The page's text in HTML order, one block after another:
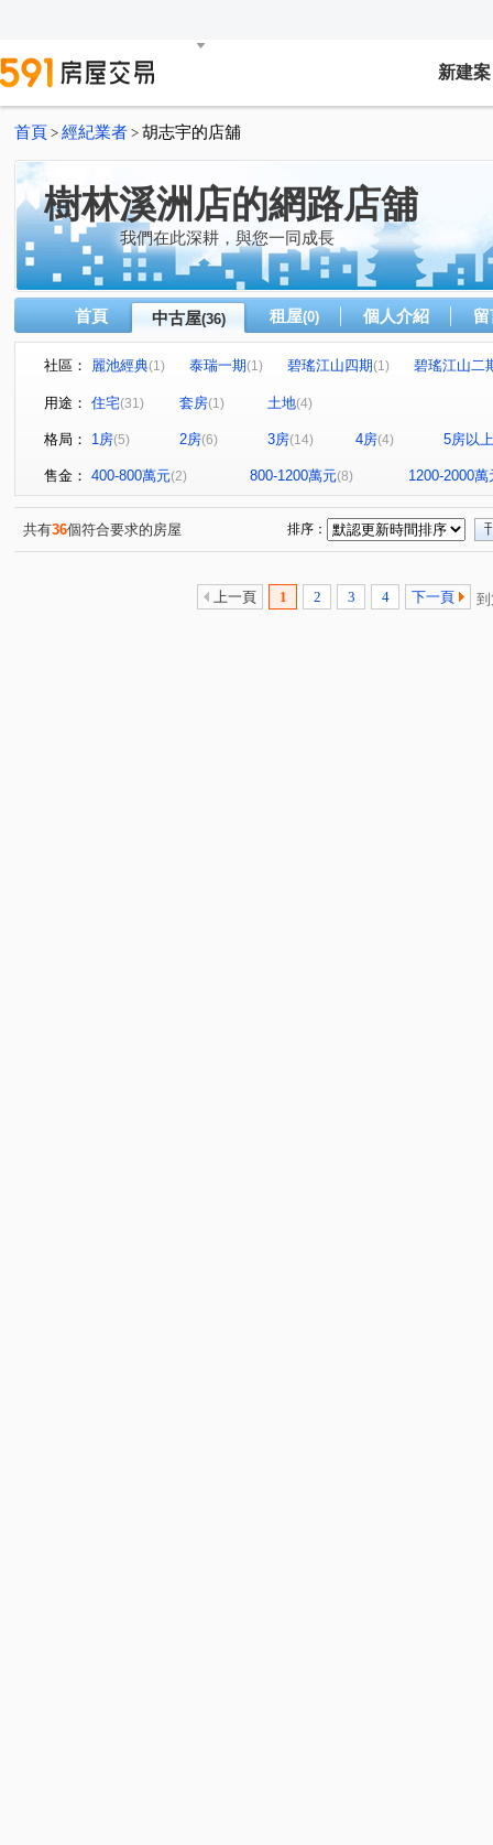
新建案
首頁 > 經紀業者 > 胡志宇的店舖
樹林溪洲店的網路店舖
我們在此深耕，與您一同成長
首頁 中古屋(36) 租屋(0) 個人介紹
社區： 麗池經典(1) 泰瑞一期(1) 碧瑤江山四期(1)
碧瑤江山二
山佳晏京
麒麟天地A區 (3)
金門街 中山路一段 (1) 中正南路 (1) (1)
中山路三段(1) (1) 日新街(1) 大觀路三段 (1)
松江路(1) 名園街(1) 光興街(1) 光榮街(1) 鶯桃路(1)
玉龍路一段(1) (1) 太順街(1) 溪崑一街(1)
用途： 住宅(31) 套房(1) 土地(4)
格局： 1房(5) 2房(6) 3房(14) 4房(4) 5房以上
售金： 400-800萬元(2) 800-1200萬元(8) 1200-2000萬
共有36個符合要求的房屋 排序：
上一頁 1 2 3 4 下一頁